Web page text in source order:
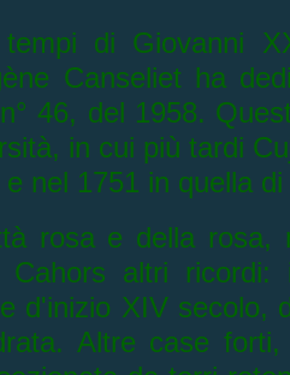
di Giovanni
Canseliet ha
46, del 1958.
in cui più tardi
nel 1751 in quella di
rosa e della
Cahors altri
d'inizio XIV secolo,
Altre case